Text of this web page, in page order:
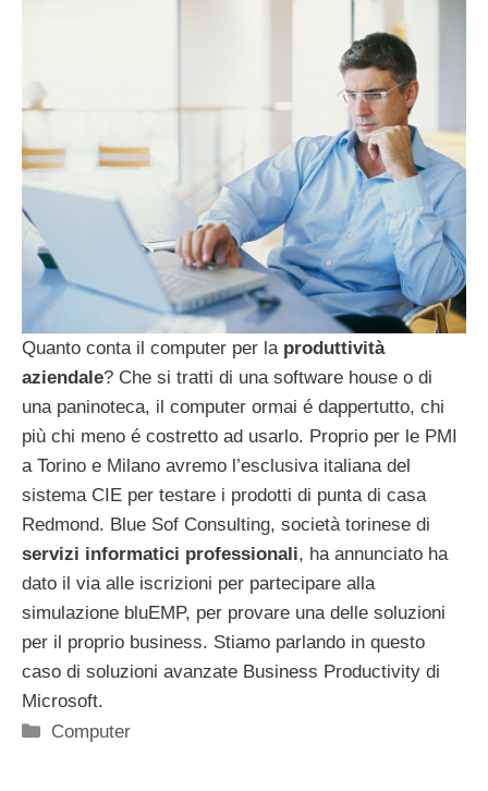
Quanto conta il computer per la produttività
aziendale? Che si tratti di una software house o di
una paninoteca, il computer ormai é dappertutto, chi
più chi meno é costretto ad usarlo. Proprio per le PMI
a Torino e Milano avremo l’esclusiva italiana del
sistema CIE per testare i prodotti di punta di casa
Redmond. Blue Sof Consulting, società torinese di
servizi informatici professionali, ha annunciato ha
dato il via alle iscrizioni per partecipare alla
simulazione bluEMP, per provare una delle soluzioni
per il proprio business. Stiamo parlando in questo
caso di soluzioni avanzate Business Productivity di
Microsoft.
Categorie
Computer